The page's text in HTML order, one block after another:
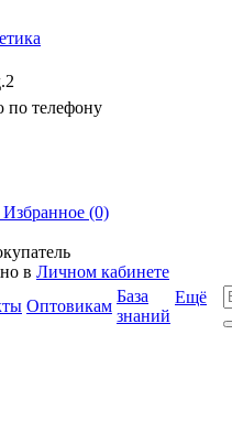
по телефону
Избранное (0)
в Личном кабинете
Оптовикам
База
знаний
Ещё